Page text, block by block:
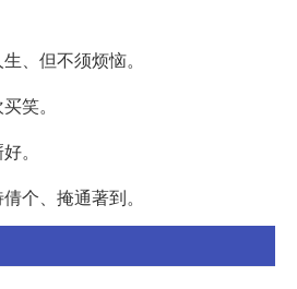
、但不须烦恼。
笑。
。
个、掩通著到。